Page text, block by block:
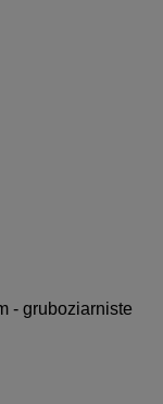
- gruboziarniste